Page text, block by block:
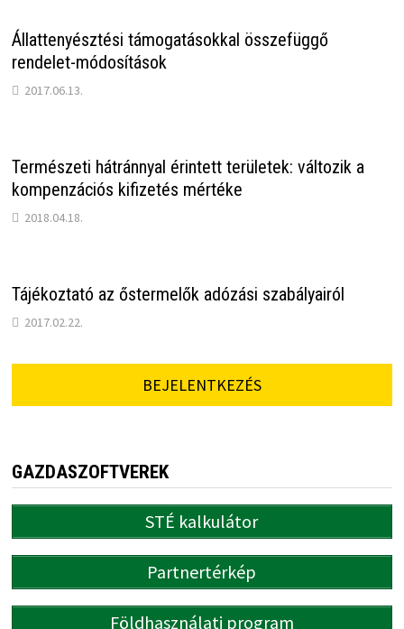
Állattenyésztési támogatásokkal összefüggő
rendelet-módosítások
2017.06.13.
Természeti hátránnyal érintett területek: változik a
kompenzációs kifizetés mértéke
2018.04.18.
Tájékoztató az őstermelők adózási szabályairól
2017.02.22.
BEJELENTKEZÉS
GAZDASZOFTVEREK
STÉ kalkulátor
Partnertérkép
Földhasználati program